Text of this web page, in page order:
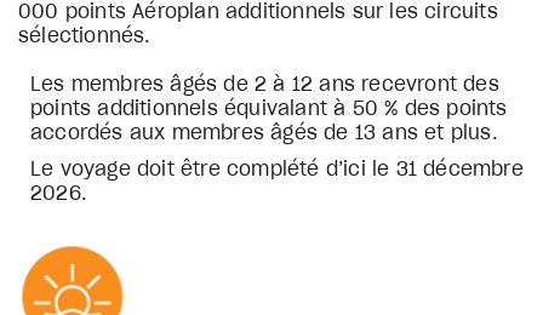
000 points Aéroplan additionnels sur les circuits
sélectionnés.
Les membres âgés de 2 à 12 ans recevront des
points additionnels équivalant à 50 % des points
accordés aux membres âgés de 13 ans et plus.
Le voyage doit être complété d’ici le 31 décembre
2026.